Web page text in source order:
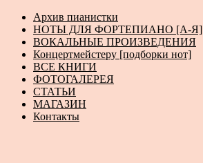
Архив пианистки
НОТЫ ДЛЯ ФОРТЕПИАНО [А-Я]
ВОКАЛЬНЫЕ ПРОИЗВЕДЕНИЯ
Концертмейстеру [подборки нот]
ВСЕ КНИГИ
ФОТОГАЛЕРЕЯ
СТАТЬИ
МАГАЗИН
Контакты